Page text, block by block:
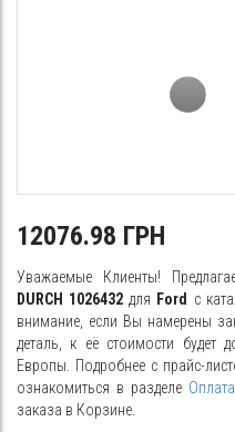
12076.98 ГРН
Уважаемые Клиенты!
DURCH 1026432 для Ford с
внимание, если Вы намерены
деталь, к её стоимости будет
Европы. Подробнее с прайс-
ознакомиться в разделе
заказа в Корзине.